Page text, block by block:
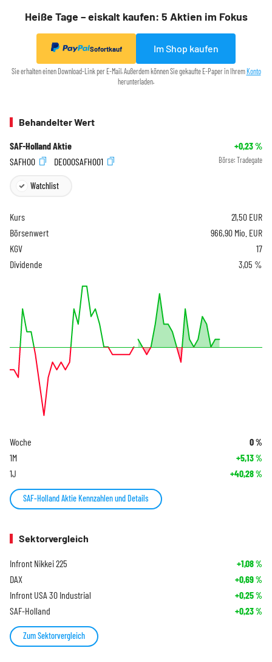
Heiße Tage – eiskalt kaufen: 5 Aktien im Fokus
Sofortkauf Im Shop kaufen
Sie erhalten einen Download-Link per E-Mail. Außerdem können Sie gekaufte E-Paper in Ihrem Konto
herunterladen.
Behandelter Wert
SAF-Holland Aktie +0,23%
SAFH00
DE000SAFH001 Börse: Tradegate
Watchlist
Kurs 21,50 EUR
Börsenwert
966,90 Mio. EUR
KGV
17
Dividende
3,05 %
Woche 0%
1M +5,13%
1J +40,28%
SAF-Holland Aktie Kennzahlen und Details
Sektorvergleich
Infront Nikkei 225 +1,08%
DAX +0,69%
Infront USA 30 Industrial +0,25%
SAF-Holland +0,23%
Zum Sektorvergleich